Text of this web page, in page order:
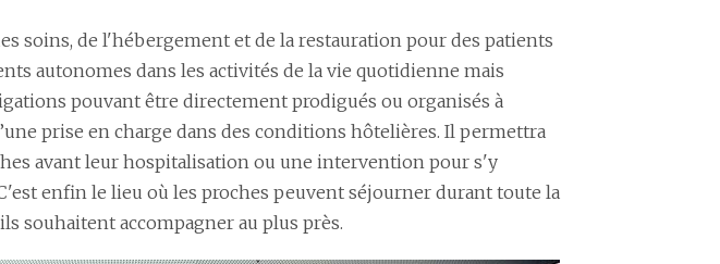
soins, de l'hébergement et de la restauration pour des patients
autonomes dans les activités de la vie quotidienne mais
pouvant être directement prodigués ou organisés à
prise en charge dans des conditions hôtelières. Il permettra
avant leur hospitalisation ou une intervention pour s'y
enfin le lieu où les proches peuvent séjourner durant toute la
souhaitent accompagner au plus près.